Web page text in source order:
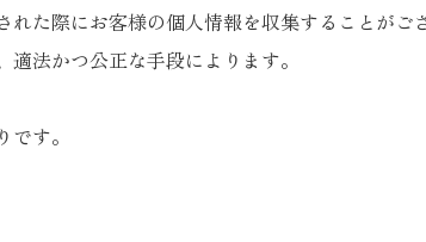
た際にお客様の個人情報を収集することがご
法かつ公正な手段によります。
す。